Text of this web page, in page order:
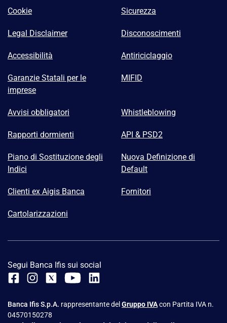
Cookie Sicurezza
Legal Disclaimer Disconoscimenti
Accessibilità Antiriciclaggio
Garanzie Statali per le
imprese
MIFID
Avvisi obbligatori Whistleblowing
Rapporti dormienti API & PSD2
Piano di Sostituzione degli
Indici
Nuova Definizione di
Default
Clienti ex Aigis Banca Fornitori
Cartolarizzazioni
Segui Banca Ifis sui social
Banca Ifis S.p.A. rappresentante del Gruppo IVAcon Partita IVA n.
04570150278